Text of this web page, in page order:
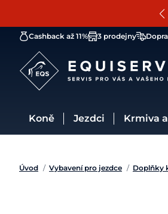
Cashback až 11% 3 prodejny
Koně Jezdci Krmiva
Úvod / Vybavení pro jezdce / Doplňky